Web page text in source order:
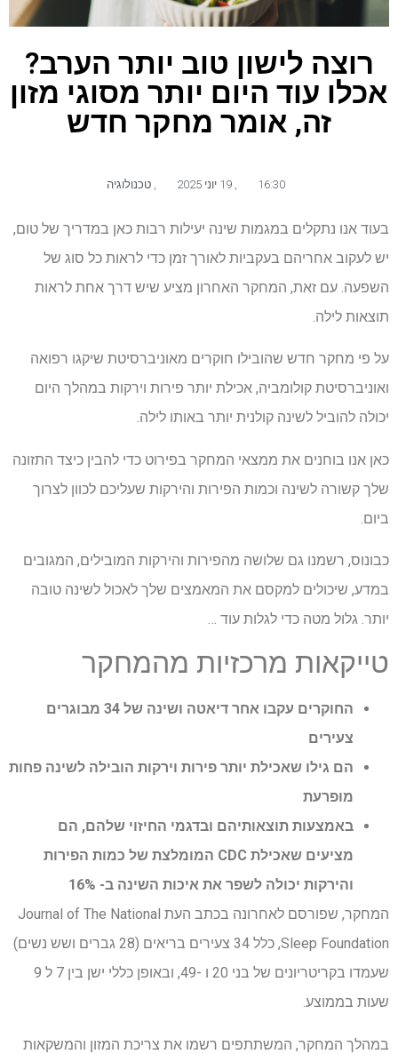
רוצה לישון טוב יותר הערב?
אכלו עוד היום יותר מסוגי מזון
זה, אומר מחקר חדש
16:30 19 יוני 2025 טכנולוגיה
בעוד אנו נתקלים במגמות שינה יעילות רבות כאן במדריך של טום,
יש לעקוב אחריהם בעקביות לאורך זמן כדי לראות כל סוג של
השפעה. עם זאת, המחקר האחרון מציע שיש דרך אחת לראות
תוצאות לילה.
על פי מחקר חדש שהובילו חוקרים מאוניברסיטת שיקגו רפואה
ואוניברסיטת קולומביה, אכילת יותר פירות וירקות במהלך היום
יכולה להוביל לשינה קולנית יותר באותו לילה.
כאן אנו בוחנים את ממצאי המחקר בפירוט כדי להבין כיצד התזונה
שלך קשורה לשינה וכמות הפירות והירקות שעליכם לכוון לצרוך
ביום.
כבונוס, רשמנו גם שלושה מהפירות והירקות המובילים, המגובים
במדע, שיכולים למקסם את המאמצים שלך לאכול לשינה טובה
יותר. גלול מטה כדי לגלות עוד …
טייקאות מרכזיות מהמחקר
החוקרים עקבו אחר דיאטה ושינה של 34 מבוגרים
צעירים
הם גילו שאכילת יותר פירות וירקות הובילה לשינה פחות
מופרעת
באמצעות תוצאותיהם ובדגמי החיזוי שלהם, הם
מציעים שאכילת CDC המומלצת של כמות הפירות
והירקות יכולה לשפר את איכות השינה ב- 16%
המחקר, שפורסם לאחרונה בכתב העת Journal of The National
Sleep Foundation, כלל 34 צעירים בריאים (28 גברים ושש נשים)
שעמדו בקריטריונים של בני 20 ו -49, ובאופן כללי ישן בין 7 ל 9
שעות בממוצע.
במהלך המחקר, המשתתפים רשמו את צריכת המזון והמשקאות